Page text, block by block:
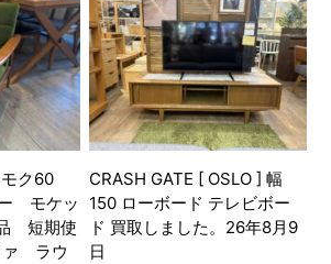
ク60
モケッ
短期使
ラウ
CRASH GATE [ OSLO ] 幅
150 ローボード テレビボー
ド 買取しました。26年8月9
日